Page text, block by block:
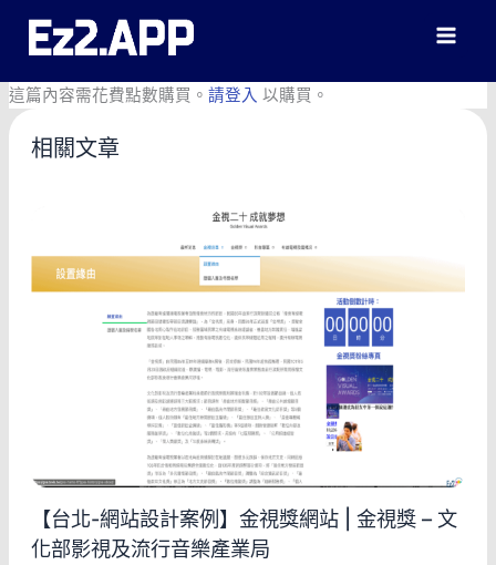
要
內
這篇內容需花費點數購買。 請登入 以購買。
相關文章
【台北-網站設計案例】金視獎網站 | 金視獎 – 文
化部影視及流行音樂產業局